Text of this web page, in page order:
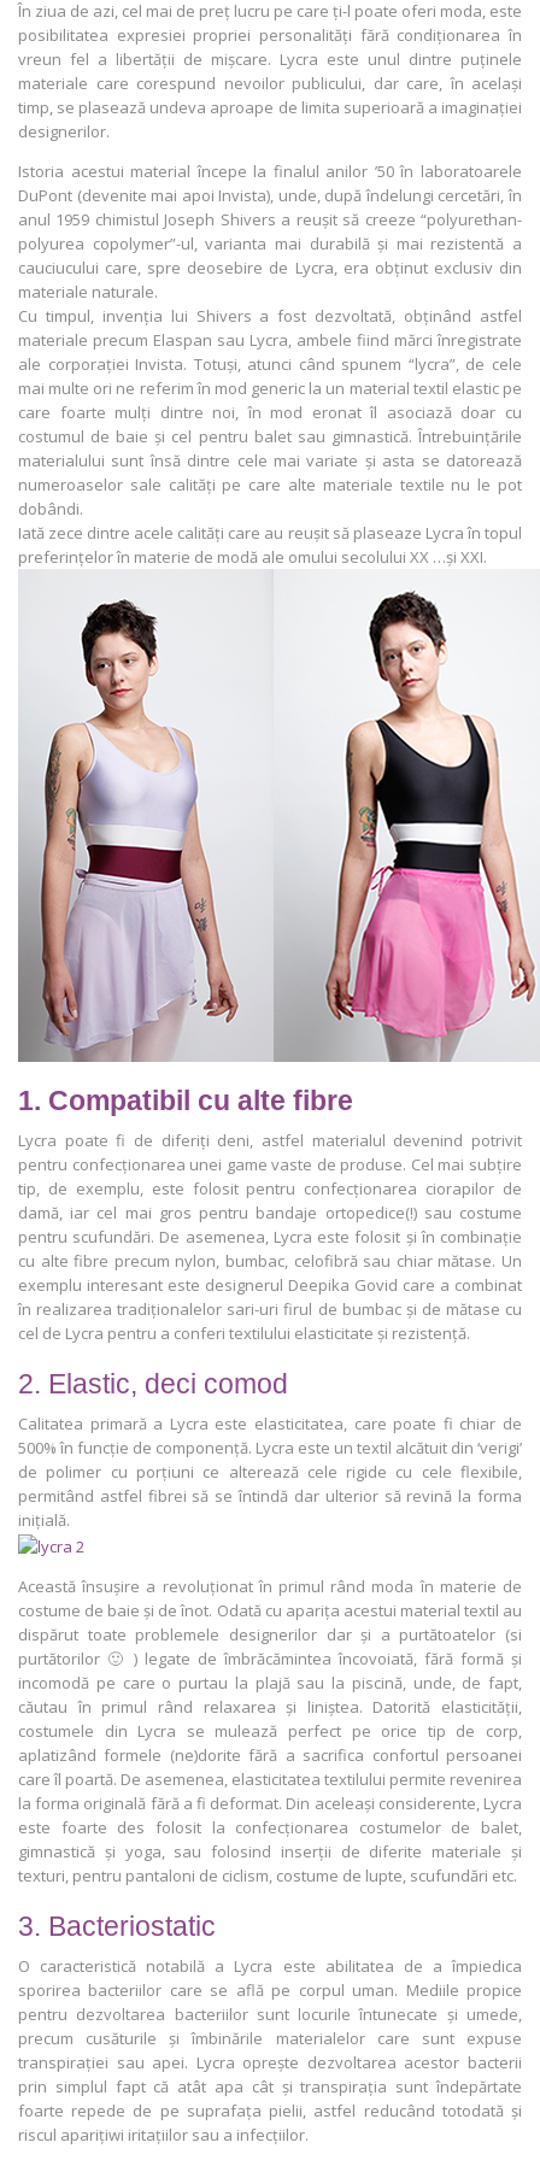
În ziua de azi, cel mai de preț lucru pe care ți-l poate oferi moda, este
posibilitatea expresiei propriei personalități fără condiționarea în
vreun fel a libertății de mișcare. Lycra este unul dintre puținele
materiale care corespund nevoilor publicului, dar care, în același
timp, se plasează undeva aproape de limita superioară a imaginației
designerilor.
Istoria acestui material începe la finalul anilor ’50 în laboratoarele
DuPont (devenite mai apoi Invista), unde, după îndelungi cercetări, în
anul 1959 chimistul Joseph Shivers a reușit să creeze “polyurethan-
polyurea copolymer”-ul, varianta mai durabilă și mai rezistentă a
cauciucului care, spre deosebire de Lycra, era obținut exclusiv din
materiale naturale.
Cu timpul, invenția lui Shivers a fost dezvoltată, obținând astfel
materiale precum Elaspan sau Lycra, ambele fiind mărci înregistrate
ale corporației Invista. Totuși, atunci când spunem “lycra”, de cele
mai multe ori ne referim în mod generic la un material textil elastic pe
care foarte mulți dintre noi, în mod eronat îl asociază doar cu
costumul de baie și cel pentru balet sau gimnastică. Întrebuințările
materialului sunt însă dintre cele mai variate și asta se datorează
numeroaselor sale calități pe care alte materiale textile nu le pot
dobândi.
Iată zece dintre acele calități care au reușit să plaseaze Lycra în topul
preferințelor în materie de modă ale omului secolului XX …și XXI.
1. Compatibil cu alte fibre
Lycra poate fi de diferiți deni, astfel materialul devenind potrivit
pentru confecționarea unei game vaste de produse. Cel mai subțire
tip, de exemplu, este folosit pentru confecționarea ciorapilor de
damă, iar cel mai gros pentru bandaje ortopedice(!) sau costume
pentru scufundări. De asemenea, Lycra este folosit și în combinație
cu alte fibre precum nylon, bumbac, celofibră sau chiar mătase. Un
exemplu interesant este designerul Deepika Govid care a combinat
în realizarea tradiționalelor sari-uri firul de bumbac și de mătase cu
cel de Lycra pentru a conferi textilului elasticitate și rezistență.
2. Elastic, deci comod
Calitatea primară a Lycra este elasticitatea, care poate fi chiar de
500% în funcție de componență. Lycra este un textil alcătuit din ‘verigi’
de polimer cu porțiuni ce alterează cele rigide cu cele flexibile,
permitând astfel fibrei să se întindă dar ulterior să revină la forma
inițială.
Această însușire a revoluționat în primul rând moda în materie de
costume de baie și de înot. Odată cu aparița acestui material textil au
dispărut toate problemele designerilor dar și a purtătoatelor (si
purtătorilor 🙂 ) legate de îmbrăcămintea încovoiată, fără formă și
incomodă pe care o purtau la plajă sau la piscină, unde, de fapt,
căutau în primul rând relaxarea și liniștea. Datorită elasticității,
costumele din Lycra se mulează perfect pe orice tip de corp,
aplatizând formele (ne)dorite fără a sacrifica confortul persoanei
care îl poartă. De asemenea, elasticitatea textilului permite revenirea
la forma originală fără a fi deformat. Din aceleași considerente, Lycra
este foarte des folosit la confecționarea costumelor de balet,
gimnastică și yoga, sau folosind inserții de diferite materiale și
texturi, pentru pantaloni de ciclism, costume de lupte, scufundări etc.
3. Bacteriostatic
O caracteristică notabilă a Lycra este abilitatea de a împiedica
sporirea bacteriilor care se află pe corpul uman. Mediile propice
pentru dezvoltarea bacteriilor sunt locurile întunecate și umede,
precum cusăturile și îmbinările materialelor care sunt expuse
transpirației sau apei. Lycra oprește dezvoltarea acestor bacterii
prin simplul fapt că atât apa cât și transpirația sunt îndepărtate
foarte repede de pe suprafața pielii, astfel reducând totodată și
riscul aparițiwi iritațiilor sau a infecțiilor.